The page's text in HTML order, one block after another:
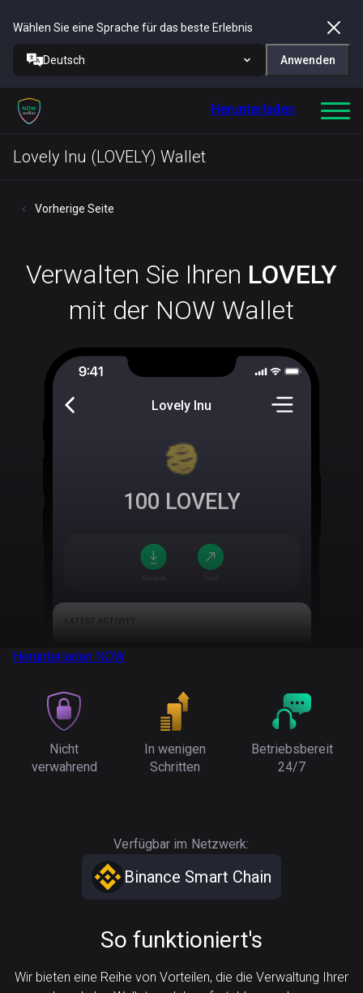
Wählen Sie eine Sprache für das beste Erlebnis
Deutsch Anwenden
Herunterladen
Lovely Inu (LOVELY) Wallet
Vorherige Seite
Verwalten Sie Ihren LOVELY
mit der NOW Wallet
Lovely Inu
100 LOVELY
Herunterladen NOW
Nicht
verwahrend
In wenigen
Schritten
Betriebsbereit
24/7
Verfügbar im Netzwerk:
Binance Smart Chain
So funktioniert's
Wir bieten eine Reihe von Vorteilen, die die Verwaltung Ihrer